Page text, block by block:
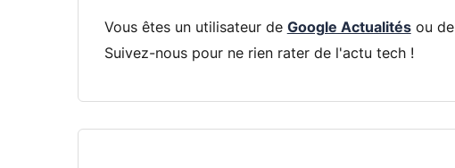
Vous êtes un utilisateur de Google Actualitésou de
Suivez-nous pour ne rien rater de l'actu tech !